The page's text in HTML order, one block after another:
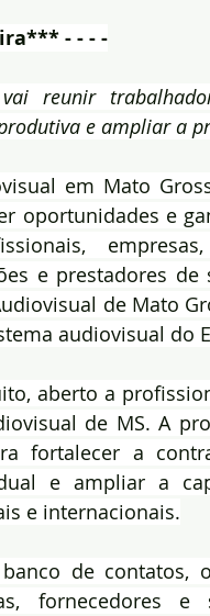
- - - -
reunir
e ampliar a
em Mato
oportunidades e
e prestadores
de Mato
audiovisual do
aberto a
de MS. A
fortalecer a
e ampliar a
e internacionais.
de contatos,
fornecedores